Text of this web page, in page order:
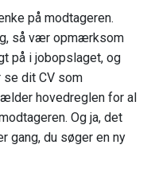
på modtageren.
så vær opmærksom
på i jobopslaget, og
se dit CV som
hovedreglen for al
Og ja, det
gang, du søger en ny